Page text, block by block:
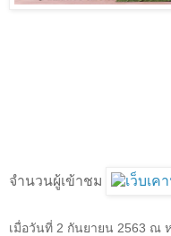
จำนวนผู้เข้าชม
เมื่อวันที่ 2 กันยายน 2563 ณ